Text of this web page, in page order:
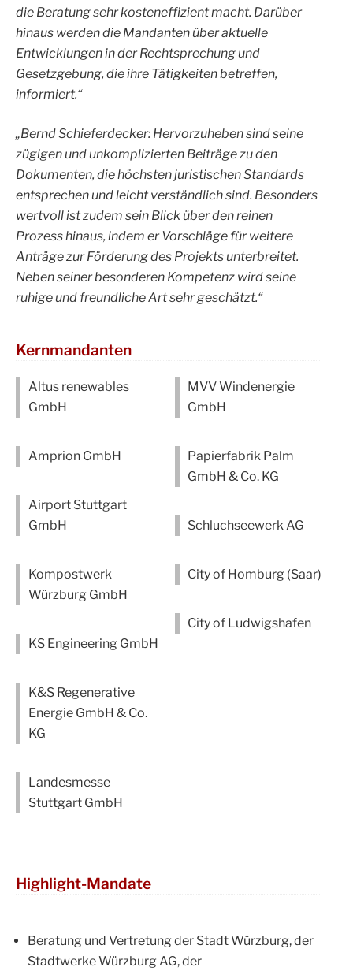
die Beratung sehr kosteneffizient macht. Darüber
hinaus werden die Mandanten über aktuelle
Entwicklungen in der Rechtsprechung und
Gesetzgebung, die ihre Tätigkeiten betreffen,
informiert.“
„Bernd Schieferdecker: Hervorzuheben sind seine
zügigen und unkomplizierten Beiträge zu den
Dokumenten, die höchsten juristischen Standards
entsprechen und leicht verständlich sind. Besonders
wertvoll ist zudem sein Blick über den reinen
Prozess hinaus, indem er Vorschläge für weitere
Anträge zur Förderung des Projekts unterbreitet.
Neben seiner besonderen Kompetenz wird seine
ruhige und freundliche Art sehr geschätzt.“
Kernmandanten
Altus renewables
GmbH
Amprion GmbH
Airport Stuttgart
GmbH
Kompostwerk
Würzburg GmbH
KS Engineering GmbH
K&S Regenerative
Energie GmbH & Co.
KG
Landesmesse
Stuttgart GmbH
MVV Windenergie
GmbH
Papierfabrik Palm
GmbH & Co. KG
Schluchseewerk AG
City of Homburg (Saar)
City of Ludwigshafen
Highlight-Mandate
Beratung und Vertretung der Stadt Würzburg, der
Stadtwerke Würzburg AG, der